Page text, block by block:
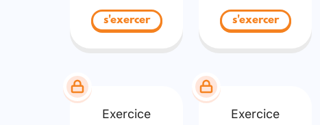
s'exercer s'exercer
Exercice Exercice